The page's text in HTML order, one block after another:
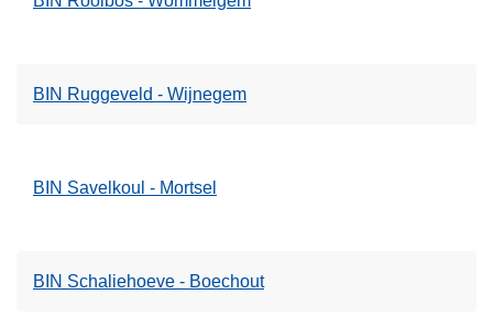
BIN Ruggeveld - Wijnegem
BIN Savelkoul - Mortsel
BIN Schaliehoeve - Boechout